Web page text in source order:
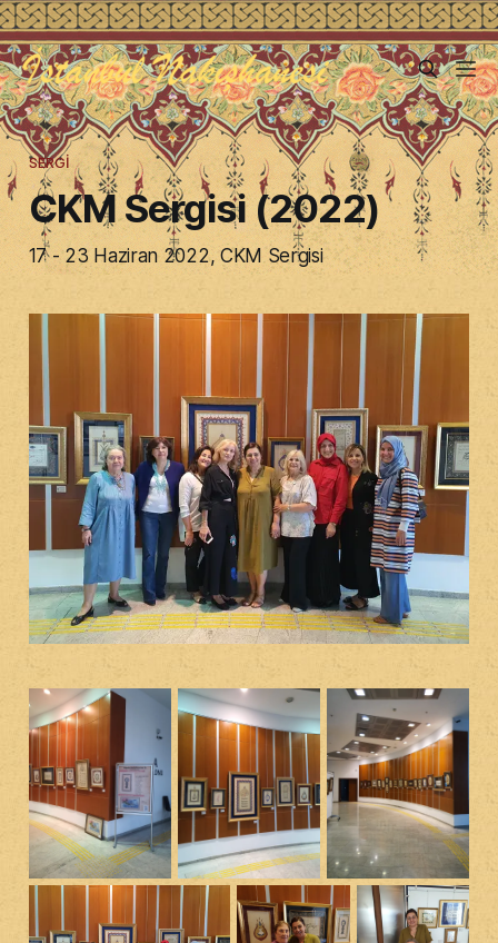
SERGI
CKM Sergisi (2022)
17 - 23 Haziran 2022, CKM Sergisi